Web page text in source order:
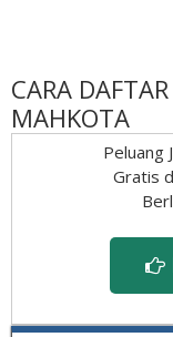
CARA
MAHKOTA
Peluang
Gratis